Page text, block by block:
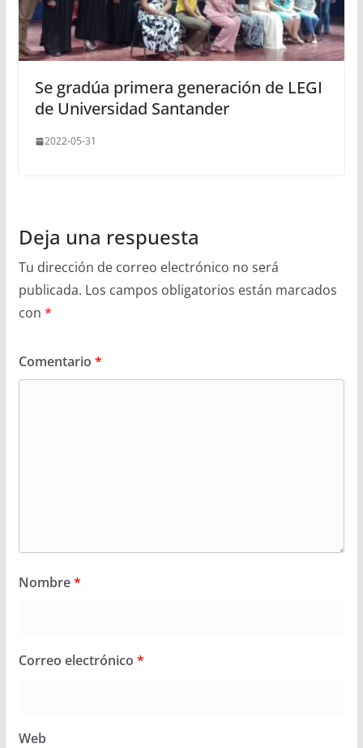
Se gradúa primera generación de LEGI
de Universidad Santander
2022-05-31
Deja una respuesta
Tu dirección de correo electrónico no será
publicada. Los campos obligatorios están marcados
con *
Comentario *
Nombre*
Correo electrónico *
Web